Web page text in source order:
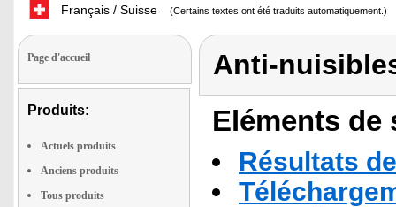
Français / Suisse (Certains textes ont été traduits automatiquement.)
Page d'accueil
Produits:
Actuels produits
Anciens produits
Tous produits
Anti-
Eléments
Résultats